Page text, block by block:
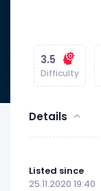
3.5
Difficulty
Details
Listed since
25.11.2020 19:40